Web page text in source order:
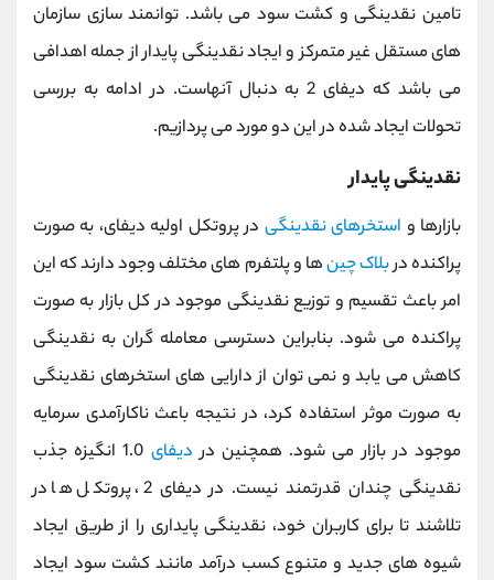
تامین نقدینگی و کشت سود می باشد. توانمند سازی سازمان
های مستقل غیر متمرکز و ایجاد نقدینگی پایدار از جمله اهدافی
می باشد که دیفای 2 به دنبال آنهاست. در ادامه به بررسی
تحولات ایجاد شده در این دو مورد می پردازیم.
نقدینگی پایدار
بازارها و استخرهای نقدینگی در پروتکل اولیه دیفای، به صورت
پراکنده دربلاک چینها و پلتفرم های مختلف وجود دارند که این
امر باعث تقسیم و توزیع نقدینگی موجود در کل بازار به صورت
پراکنده می شود. بنابراین دسترسی معامله گران به نقدینگی
کاهش می یابد و نمی توان از دارایی های استخرهای نقدینگی
به صورت موثر استفاده کرد، در نتیجه باعث ناکارآمدی سرمایه
موجود در بازار می شود. همچنین در دیفای
1.0 انگیزه جذب
نقدینگی چندان قدرتمند نیست. در دیفای 2، پروتکل ها در
تلاشند تا برای کاربران خود، نقدینگی پایداری را از طریق ایجاد
شیوه های جدید و متنوع کسب درآمد مانند کشت سود ایجاد